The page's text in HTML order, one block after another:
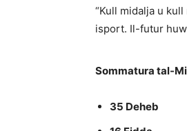
“Kull midalja u
isport. Il-futur
Sommatura tal-
35 Deheb